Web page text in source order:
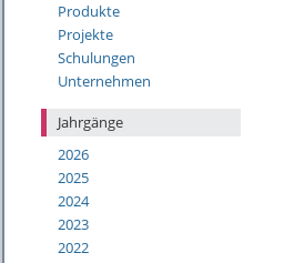
Produkte
Projekte
Schulungen
Unternehmen
Jahrgänge
2026
2025
2024
2023
2022